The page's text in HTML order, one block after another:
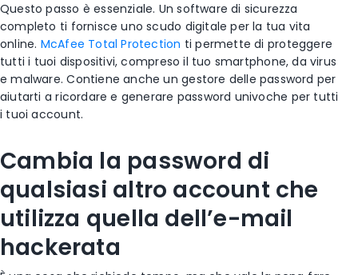
Questo passo è essenziale. Un software di sicurezza
completo ti fornisce uno scudo digitale per la tua vita
online. McAfee Total Protection ti permette di proteggere
tutti i tuoi dispositivi, compreso il tuo smartphone, da virus
e malware. Contiene anche un gestore delle password per
aiutarti a ricordare e generare password univoche per tutti
i tuoi account.
Cambia la password di
qualsiasi altro account che
utilizza quella dell’e-mail
hackerata